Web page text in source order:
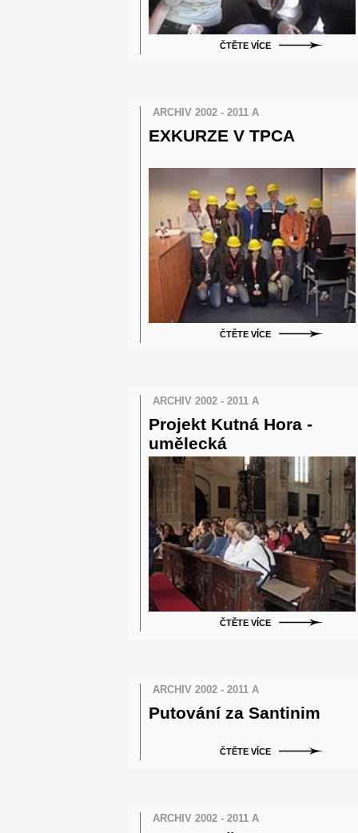
ČTĚTE VÍCE
ARCHIV 2002 - 2011 A
EXKURZE V TPCA
ČTĚTE VÍCE
ARCHIV 2002 - 2011 A
Projekt Kutná Hora -
umělecká
ČTĚTE VÍCE
ARCHIV 2002 - 2011 A
Putování za Santinim
ČTĚTE VÍCE
ARCHIV 2002 - 2011 A